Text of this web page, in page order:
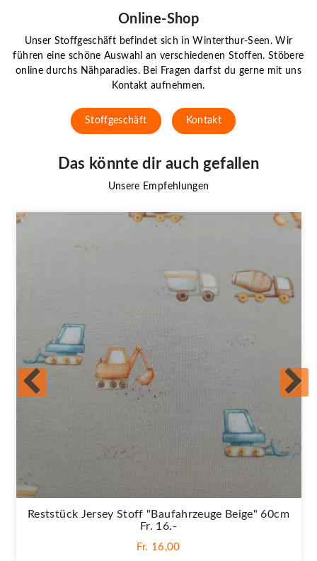
Online-Shop
Unser Stoffgeschäft befindet sich in Winterthur-Seen. Wir
führen eine schöne Auswahl an verschiedenen Stoffen. Stöbere
online durchs Nähparadies. Bei Fragen darfst du gerne mit uns
Kontakt aufnehmen.
Stoffgeschäft Kontakt
Das könnte dir auch gefallen
Unsere Empfehlungen
Reststück Jersey Stoff "Baufahrzeuge Beige" 60cm
Fr. 16.-
Fr. 16,00